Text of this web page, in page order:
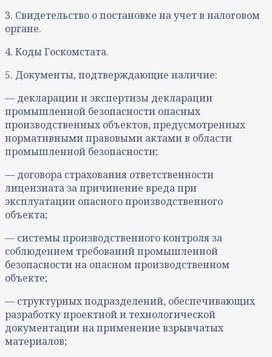
3. Свидетельство о постановке на учет в налоговом
органе.
4. Коды Госкомстата.
5. Документы, подтверждающие наличие:
— декларации и экспертизы декларации
промышленной безопасности опасных
производственных объектов, предусмотренных
нормативными правовыми актами в области
промышленной безопасности;
— договора страхования ответственности
лицензиата за причинение вреда при
эксплуатации опасного производственного
объекта;
— системы производственного контроля за
соблюдением требований промышленной
безопасности на опасном производственном
объекте;
— структурных подразделений, обеспечивающих
разработку проектной и технологической
документации на применение взрывчатых
материалов;